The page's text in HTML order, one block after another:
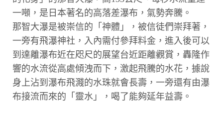
一噸，是日本著名的高落差瀑布，氣勢奔騰。
那智大瀑是被崇信的「神體」，被信徒們崇拜著，
一旁有飛瀑神社，入內需付參拜料金，進入後可以
到達離瀑布近在咫尺的展望台近距離觀賞，轟隆作
響的水流從高處傾洩而下，激起飛騰的水花，據說
身上沾到瀑布飛濺的水珠就會長壽，一旁還有由瀑
布接流而來的「靈水」，喝了能夠延年益壽。